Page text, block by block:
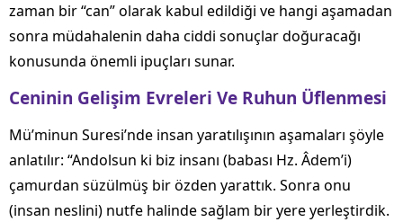
zaman bir “can” olarak kabul edildiği ve hangi aşamadan
sonra müdahalenin daha ciddi sonuçlar doğuracağı
konusunda önemli ipuçları sunar.
Ceninin Gelişim Evreleri Ve Ruhun Üflenmesi
Mü’minun Suresi’nde insan yaratılışının aşamaları şöyle
anlatılır: “Andolsun ki biz insanı (babası Hz. Âdem’i)
çamurdan süzülmüş bir özden yarattık. Sonra onu
(insan neslini) nutfe halinde sağlam bir yere yerleştirdik.